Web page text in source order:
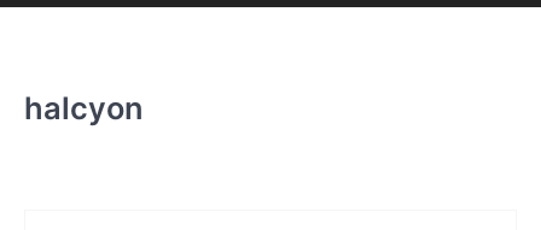
halcyon